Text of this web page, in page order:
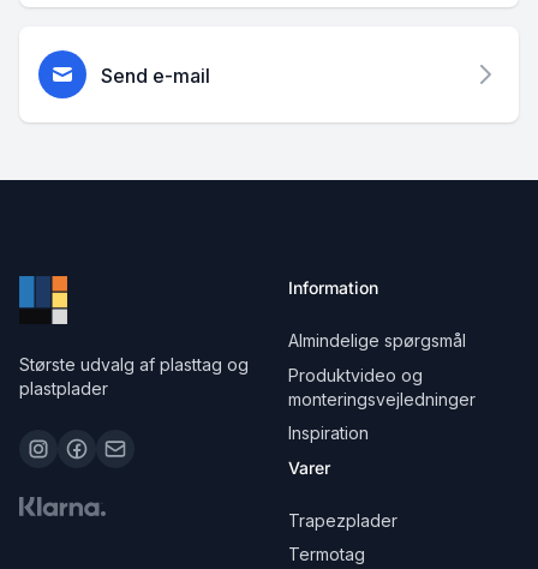
Send e-mail
Største udvalg af plasttag og
plastplader
Information
Almindelige spørgsmål
Produktvideo og
monteringsvejledninger
Inspiration
Varer
Trapezplader
Termotag